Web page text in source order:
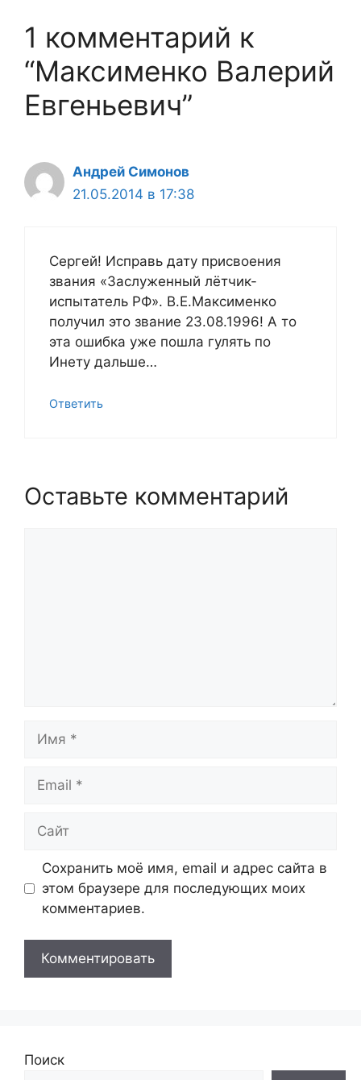
1 комментарий к
“Максименко Валерий
Евгеньевич”
Андрей Симонов
21.05.2014 в 17:38
Сергей! Исправь дату присвоения
звания «Заслуженный лётчик-
испытатель РФ». В.Е.Максименко
получил это звание 23.08.1996! А то
эта ошибка уже пошла гулять по
Инету дальше…
Ответить
Оставьте комментарий
Имя
Email
Сайт
Сохранить моё имя, email и адрес сайта в
этом браузере для последующих моих
комментариев.
Поиск